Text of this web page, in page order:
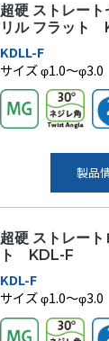
超硬 ストレー
リル フラット
KDLL-F
サイズ φ1.0～φ3.0
製品
超硬 ストレー
ト KDL-F
KDL-F
サイズ φ1.0～φ3.0